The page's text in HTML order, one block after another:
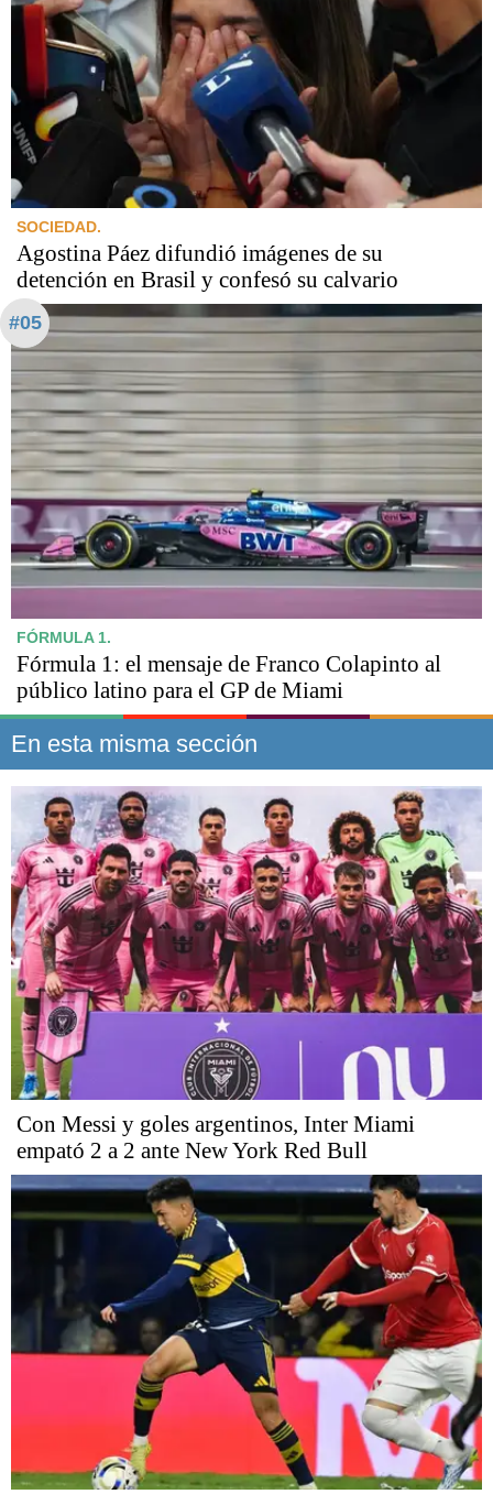
SOCIEDAD.
Agostina Páez difundió imágenes de su
detención en Brasil y confesó su calvario
#05
FÓRMULA 1.
Fórmula 1: el mensaje de Franco Colapinto al
público latino para el GP de Miami
En esta misma sección
Con Messi y goles argentinos, Inter Miami
empató 2 a 2 ante New York Red Bull